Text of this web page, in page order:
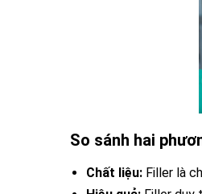
So sánh hai
Chất liệu: Filler là